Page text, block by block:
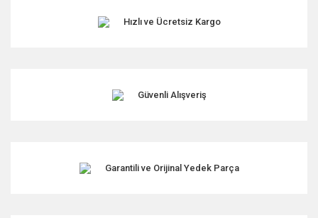
Ürün resmi kalitesiz, bozuk veya görüntülenemiyor.
Ürün fiyatı diğer sitelerden daha pahalı.
Hızlı ve Ücretsiz Kargo
Güvenli Alışveriş
Garantili ve Orijinal Yedek Parça